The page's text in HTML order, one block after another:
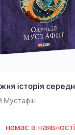
історія
Мустафін
немає в наявності